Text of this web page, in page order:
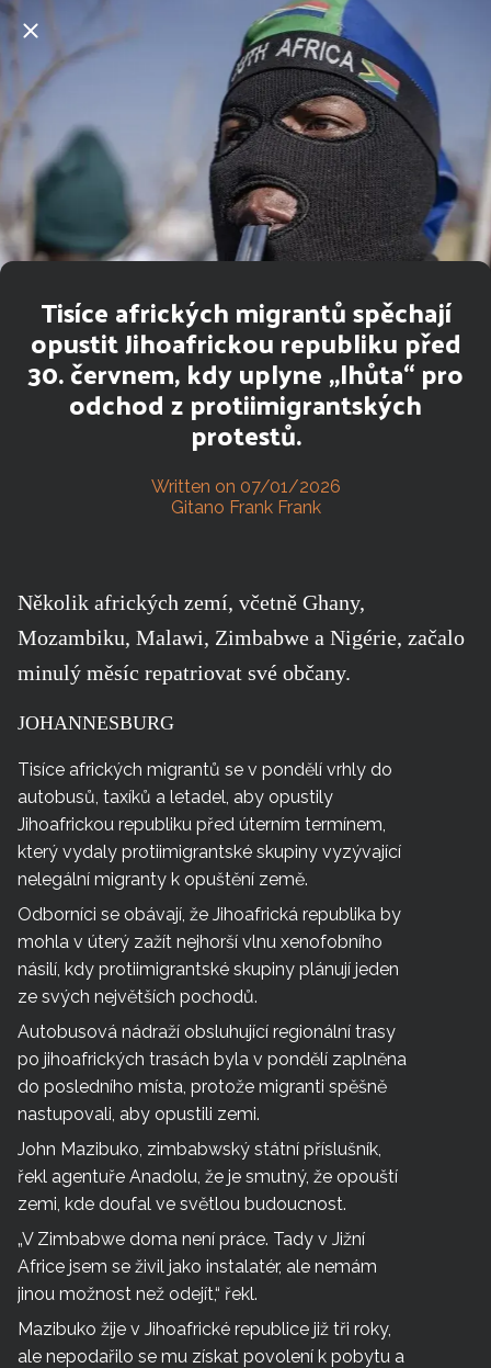
Tisíce afrických migrantů spěchají
opustit Jihoafrickou republiku před
30. červnem, kdy uplyne „lhůta“ pro
odchod z protiimigrantských
protestů.
Written on 07/01/2026
Gitano Frank Frank
Několik afrických zemí, včetně Ghany,
Mozambiku, Malawi, Zimbabwe a Nigérie, začalo
minulý měsíc repatriovat své občany.
JOHANNESBURG
Tisíce afrických migrantů se v pondělí vrhly do
autobusů, taxíků a letadel, aby opustily
Jihoafrickou republiku před úterním termínem,
který vydaly protiimigrantské skupiny vyzývající
nelegální migranty k opuštění země.
Odborníci se obávají, že Jihoafrická republika by
mohla v úterý zažít nejhorší vlnu xenofobního
násilí, kdy protiimigrantské skupiny plánují jeden
ze svých největších pochodů.
Autobusová nádraží obsluhující regionální trasy
po jihoafrických trasách byla v pondělí zaplněna
do posledního místa, protože migranti spěšně
nastupovali, aby opustili zemi.
John Mazibuko, zimbabwský státní příslušník,
řekl agentuře Anadolu, že je smutný, že opouští
zemi, kde doufal ve světlou budoucnost.
„V Zimbabwe doma není práce. Tady v Jižní
Africe jsem se živil jako instalatér, ale nemám
jinou možnost než odejít,“ řekl.
Mazibuko žije v Jihoafrické republice již tři roky,
ale nepodařilo se mu získat povolení k pobytu a